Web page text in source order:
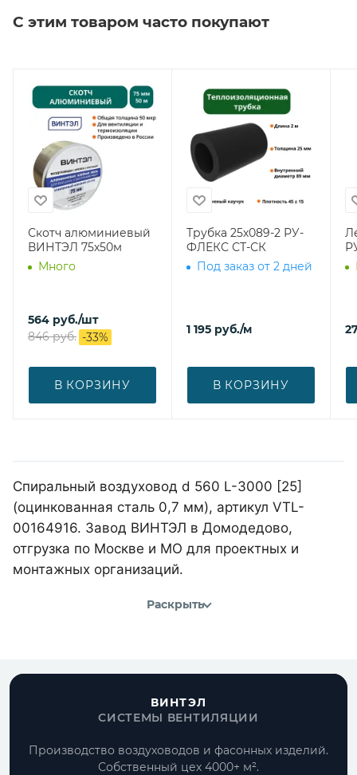
С этим товаром часто покупают
Скотч алюминиевый
ВИНТЭЛ 75х50м
Много
564 руб./шт
846руб. -33%
В КОРЗИНУ
Трубка 25х089-2 РУ-
ФЛЕКС СТ-СК
Под заказ от 2 дней
1 195 руб./м
В КОРЗИНУ
Спиральный воздуховод d 560 L-3000 [25]
(оцинкованная сталь 0,7 мм), артикул VTL-
00164916. Завод ВИНТЭЛ в Домодедово,
отгрузка по Москве и МО для проектных и
монтажных организаций.
Раскрыть
ВИНТЭЛ
СИСТЕМЫ ВЕНТИЛЯЦИИ
Производство воздуховодов и фасонных изделий.
Собственный цех 4000+ м².